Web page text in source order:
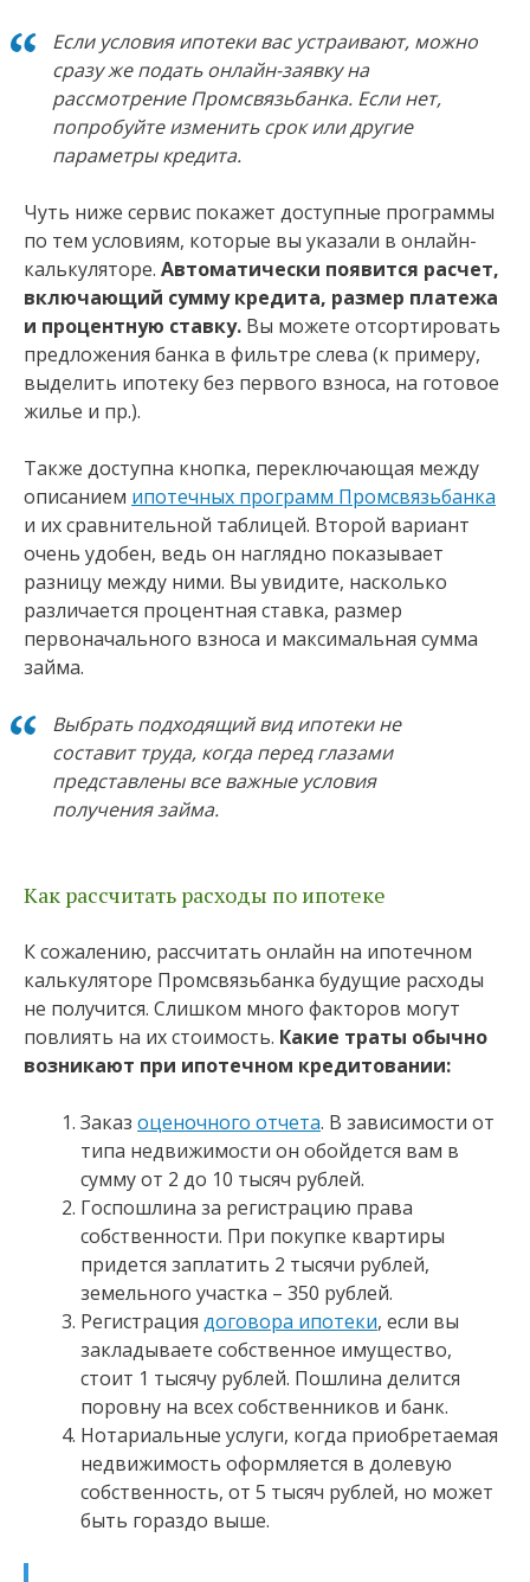
Если условия ипотеки вас устраивают, можно
сразу же подать онлайн-заявку на
рассмотрение Промсвязьбанка. Если нет,
попробуйте изменить срок или другие
параметры кредита.
Чуть ниже сервис покажет доступные программы
по тем условиям, которые вы указали в онлайн-
калькуляторе. Автоматически появится расчет,
включающий сумму кредита, размер платежа
и процентную ставку. Вы можете отсортировать
предложения банка в фильтре слева (к примеру,
выделить ипотеку без первого взноса, на готовое
жилье и пр.).
Также доступна кнопка, переключающая между
описанием ипотечных программ Промсвязьбанка
и их сравнительной таблицей. Второй вариант
очень удобен, ведь он наглядно показывает
разницу между ними. Вы увидите, насколько
различается процентная ставка, размер
первоначального взноса и максимальная сумма
займа.
Выбрать подходящий вид ипотеки не
составит труда, когда перед глазами
представлены все важные условия
получения займа.
Как рассчитать расходы по ипотеке
К сожалению, рассчитать онлайн на ипотечном
калькуляторе Промсвязьбанка будущие расходы
не получится. Слишком много факторов могут
повлиять на их стоимость. Какие траты обычно
возникают при ипотечном кредитовании:
Заказ оценочного отчета. В зависимости от
типа недвижимости он обойдется вам в
сумму от 2 до 10 тысяч рублей.
Госпошлина за регистрацию права
собственности. При покупке квартиры
придется заплатить 2 тысячи рублей,
земельного участка – 350 рублей.
Регистрация договора ипотеки, если вы
закладываете собственное имущество,
стоит 1 тысячу рублей. Пошлина делится
поровну на всех собственников и банк.
Нотариальные услуги, когда приобретаемая
недвижимость оформляется в долевую
собственность, от 5 тысяч рублей, но может
быть гораздо выше.